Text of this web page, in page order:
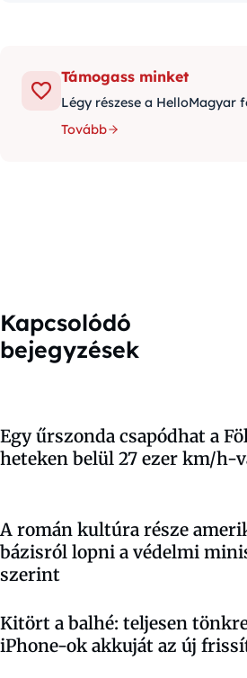
Támogass minket
Légy részese a HelloMagyar
Tovább
Kapcsolódó
bejegyzések
Egy űrszonda csapódhat a
heteken belül 27 ezer km/h-
A román kultúra része
bázisról lopni a védelmi
szerint
Kitört a balhé: teljesen
iPhone-ok akkuját az új